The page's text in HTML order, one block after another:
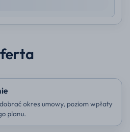
okres umowy, poziom wpłaty
planu.